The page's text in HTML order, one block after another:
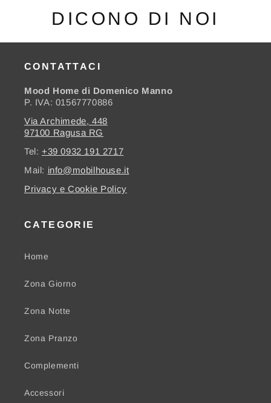
DICONO DI NOI
CONTATTACI
Mood Home di Domenico Manno
P. IVA: 01567770886
Via Archimede, 448
97100 Ragusa RG
Tel: +39 0932 191 2717
Mail: info@mobilhouse.it
Privacy e Cookie Policy
CATEGORIE
Home
Zona Giorno
Zona Notte
Zona Pranzo
Complementi
Accessori